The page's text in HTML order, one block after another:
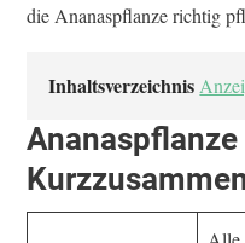
die Ananaspflanze richtig
Inhaltsverzeichnis